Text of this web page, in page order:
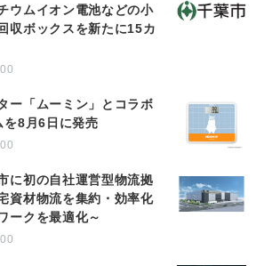
ウムイオン電池などの小
収ボックスを新たに15カ
ー「ムーミン」とコラボ
を8月6日に発売
に初の自社運営型物流拠
資材物流を集約・効率化
ークを最適化～